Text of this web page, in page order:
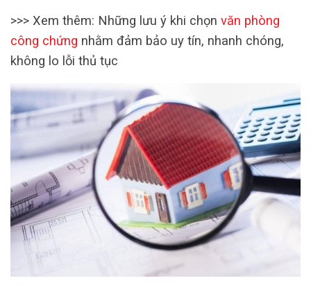
>>> Xem thêm: Những lưu ý khi chọn văn phòng
công chứng nhằm đảm bảo uy tín, nhanh chóng,
không lo lỗi thủ tục